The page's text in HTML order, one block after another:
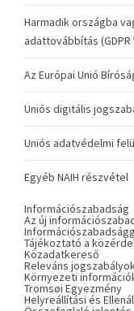
Harmadik országba
adattovábbítás (GDPR
Az Európai Unió
Uniós digitális
Uniós adatvédelmi
Egyéb NAIH részvétel
Információszabadság
Az új
Tájékoztató a
Közadatkereső
Releváns
Környezeti
Tromsøi Egyezmény
Helyreállítási és